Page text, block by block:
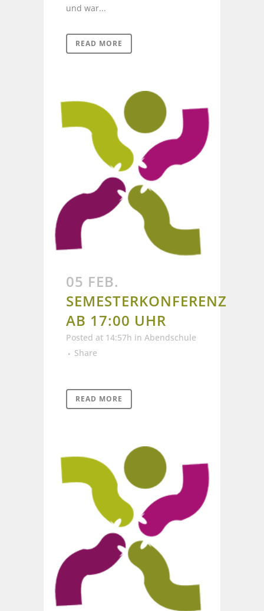
und war...
READ MORE
05 FEB.
SEMESTERKONFERENZ
AB 17:00 UHR
Posted at 14:57h in Abendschule
Share
READ MORE